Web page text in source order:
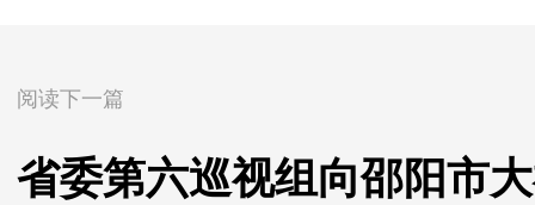
阅读下一篇
省委第六巡视组向邵阳市